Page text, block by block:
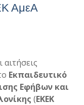
ΑμεΑ
αιτήσεις
Εκπαιδευτικό
Εφήβων και
(ΕΚΕΚ